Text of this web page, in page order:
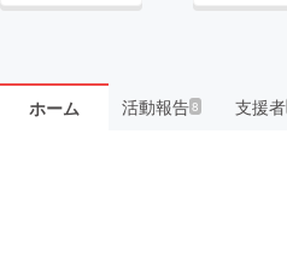
ホーム 活動報告8 支援者